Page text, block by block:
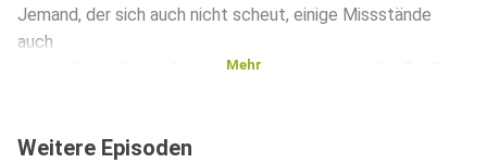
Jemand, der sich auch nicht scheut, einige Missstände
auch
innerhalb des linken Spektrums anzusprechen. Viel Spaß
Mehr
Weitere Episoden